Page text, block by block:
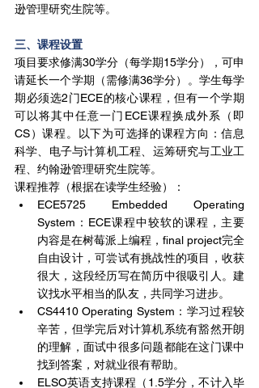
逊管理研究生院等。
三、课程设置
项目要求修满30学分（每学期15学分），可申
请延长一个学期（需修满36学分）。学生每学
期必须选2门ECE的核心课程，但有一个学期
可以将其中任意一门ECE课程换成外系（即
CS）课程。以下为可选择的课程方向：信息
科学、电子与计算机工程、运筹研究与工业工
程、约翰逊管理研究生院等。
课程推荐（根据在读学生经验）：
ECE5725 Embedded Operating
System：ECE课程中较软的课程，主要
内容是在树莓派上编程，final project完全
自由设计，可尝试有挑战性的项目，收获
很大，这段经历写在简历中很吸引人。建
议找水平相当的队友，共同学习进步。
CS4410 Operating System：学习过程较
辛苦，但学完后对计算机系统有豁然开朗
的理解，面试中很多问题都能在这门课中
找到答案，对就业很有帮助。
ELSO英语支持课程（1.5学分，不计入毕